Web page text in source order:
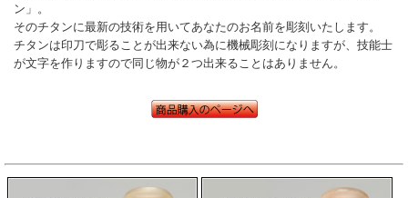
ン」。
そのチタンに最新の技術を用いてあなたのお名前を彫刻いたします。
チタンは印刀で彫ることが出来ない為に機械彫刻になりますが、技能士
が文字を作りますので同じ物が２つ出来ることはありません。